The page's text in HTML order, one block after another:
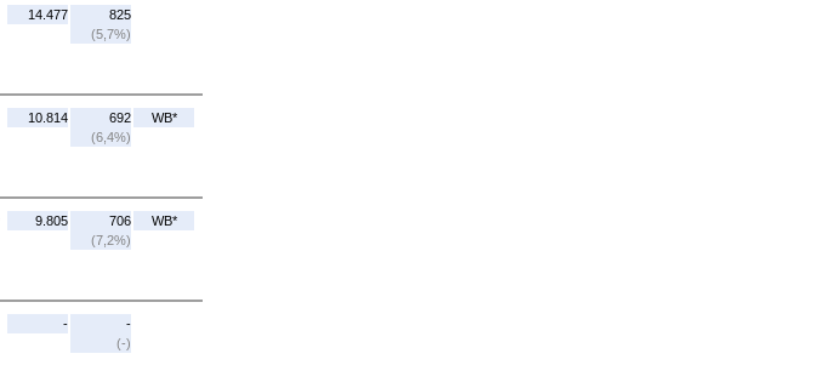
14.477
825
(5,7%)
10.814
692
(6,4%)
WB*
9.805
706
(7,2%)
WB*
-
-
(-)